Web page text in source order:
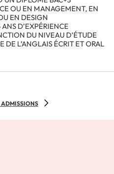
OU EN MANAGEMENT, EN
EN DESIGN
D’EXPÉRIENCE
DU NIVEAU D’ÉTUDE
DE L’ANGLAIS ÉCRIT ET ORAL
ADMISSIONS